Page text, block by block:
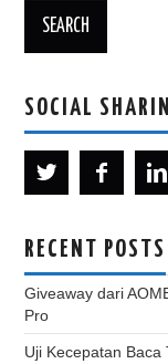
SOCIAL
RECENT POSTS
Giveaway dari
Pro
Uji Kecepatan Baca